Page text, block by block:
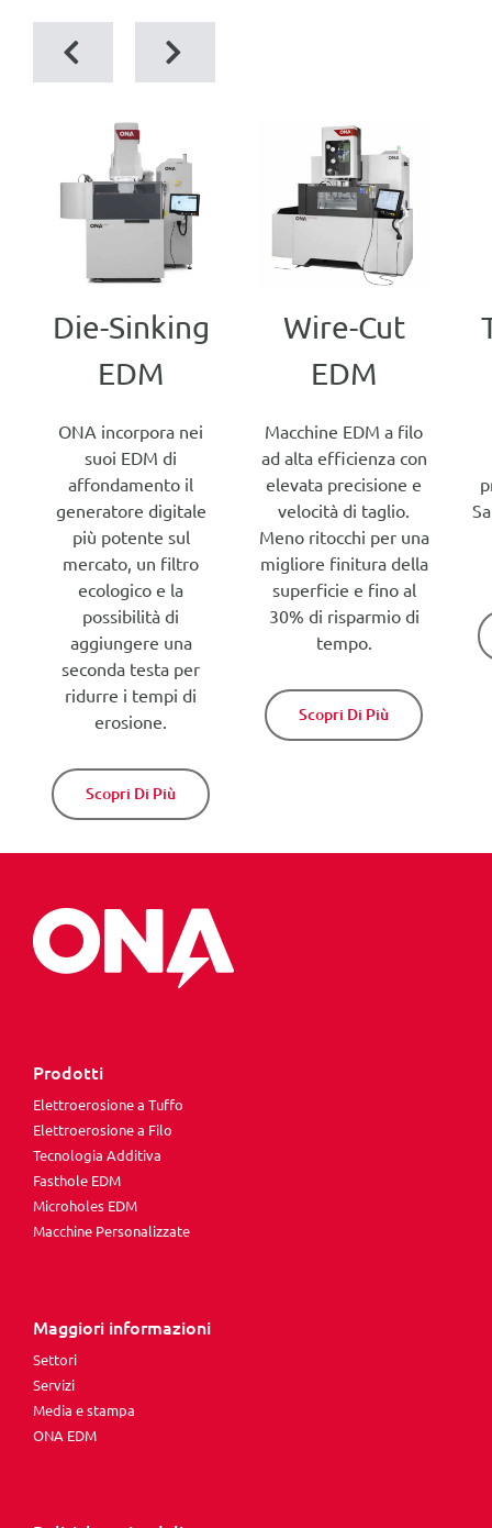
Die-Sinking
EDM
ONA incorpora nei
suoi EDM di
affondamento il
generatore digitale
più potente sul
mercato, un filtro
ecologico e la
possibilità di
aggiungere una
seconda testa per
ridurre i tempi di
erosione.
Scopri Di Più
Wire-Cut
EDM
Macchine EDM a filo
ad alta efficienza con
elevata precisione e
velocità di taglio.
Meno ritocchi per una
migliore finitura della
superficie e fino al
30% di risparmio di
tempo.
Scopri Di Più
Prodotti
Elettroerosione a Tuffo
Elettroerosione a Filo
Tecnologia Additiva
Fasthole EDM
Microholes EDM
Macchine Personalizzate
Maggiori informazioni
Settori
Servizi
Media e stampa
ONA EDM